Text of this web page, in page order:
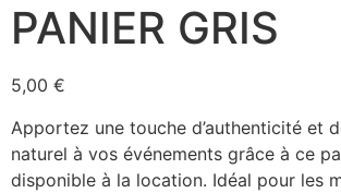
PANIER GRIS
5,00 €
Apportez une touche d’authenticité et
naturel à vos événements grâce à ce
disponible à la location. Idéal pour les